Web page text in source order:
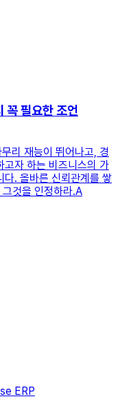
꼭 필요한 조언
리 재능이 뛰어나고, 경
고자 하는 비즈니스의 가
다. 올바른 신뢰관계를 쌓
것을 인정하라.A
ERP